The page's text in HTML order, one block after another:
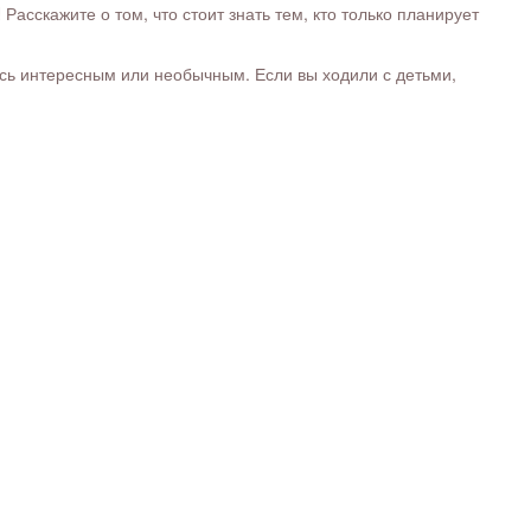
о том, что стоит знать тем, кто только планирует
интересным или необычным. Если вы ходили с детьми,